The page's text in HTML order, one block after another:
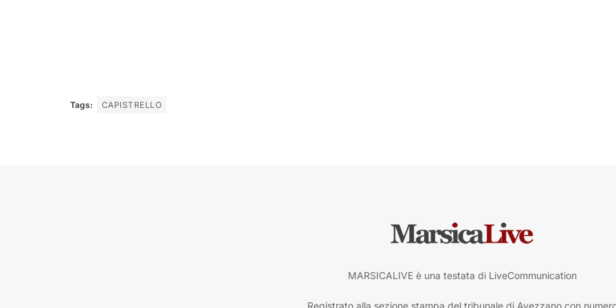
Tags: CAPISTRELLO
MARSICALIVE è una testata di LiveCommunication
Registrato alla sezione stampa del tribunale di Avezzano con